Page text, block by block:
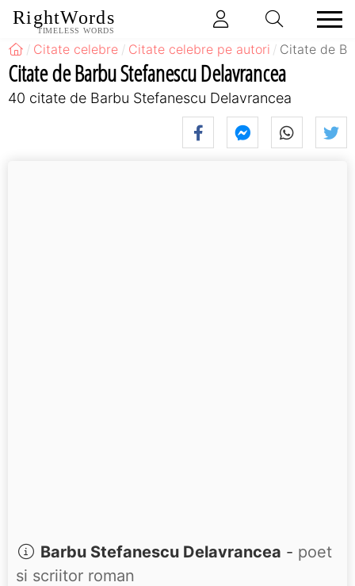
RightWords
TIMELESS WORDS
Citate celebre Citate celebre pe autori Citate de
Citate de Barbu Stefanescu Delavrancea
40 citate de Barbu Stefanescu Delavrancea
Barbu Stefanescu Delavrancea - poet
si scriitor roman